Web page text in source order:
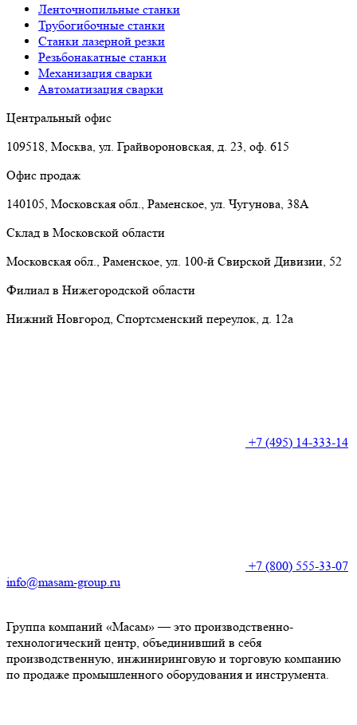
Ленточнопильные станки
Трубогибочные станки
Станки лазерной резки
Резьбонакатные станки
Механизация сварки
Автоматизация сварки
Центральный офис
109518, Москва, ул. Грайвороновская, д. 23, оф. 615
Офис продаж
140105, Московская обл., Раменское, ул. Чугунова, 38А
Склад в Московской области
Московская обл., Раменское, ул. 100-й Свирской Дивизии, 52
Филиал в Нижегородской области
Нижний Новгород, Спортсменский переулок, д. 12а
+7 (495) 14-333-14
+7 (800) 555-33-07
info@masam-group.ru
Группа компаний «Масам» — это производственно-
технологический центр, объединивший в себя
производственную, инжиниринговую и торговую компанию
по продаже промышленного оборудования и инструмента.